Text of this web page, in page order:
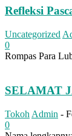
Refleksi
Uncategorized
0
Rompas Para
SELAMAT
Tokoh Admin -
0